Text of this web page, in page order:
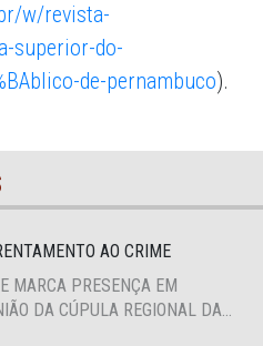
w/revista-
superior-do-
de-pernambuco).
AO CRIME
MARCA PRESENÇA EM
DA CÚPULA REGIONAL DA